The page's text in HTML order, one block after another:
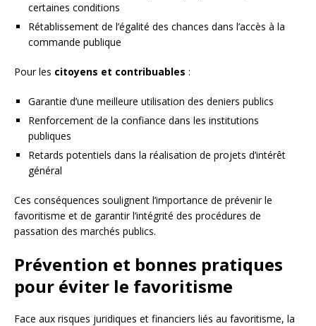
certaines conditions
Rétablissement de l’égalité des chances dans l’accès à la
commande publique
Pour les citoyens et contribuables :
Garantie d’une meilleure utilisation des deniers publics
Renforcement de la confiance dans les institutions
publiques
Retards potentiels dans la réalisation de projets d’intérêt
général
Ces conséquences soulignent l’importance de prévenir le
favoritisme et de garantir l’intégrité des procédures de
passation des marchés publics.
Prévention et bonnes pratiques
pour éviter le favoritisme
Face aux risques juridiques et financiers liés au favoritisme, la